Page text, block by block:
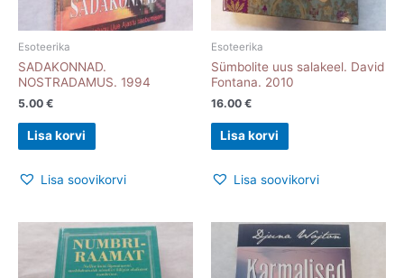
Esoteerika
SADAKONNAD.
NOSTRADAMUS. 1994
5.00 €
Lisa korvi
Lisa soovikorvi
Esoteerika
Sümbolite uus salakeel. David
Fontana. 2010
16.00 €
Lisa korvi
Lisa soovikorvi